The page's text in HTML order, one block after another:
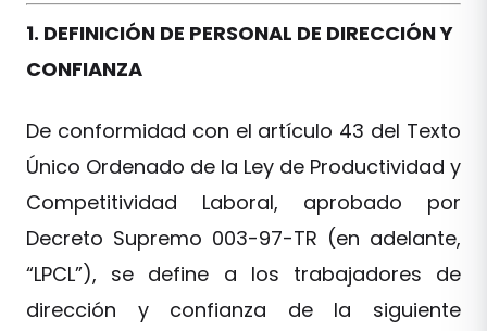
1. DEFINICIÓN DE PERSONAL DE DIRECCIÓN Y
CONFIANZA
De conformidad con el artículo 43 del Texto
Único Ordenado de la Ley de Productividad y
Competitividad Laboral, aprobado por
Decreto Supremo 003-97-TR (en adelante,
“LPCL”), se define a los trabajadores de
dirección y confianza de la siguiente